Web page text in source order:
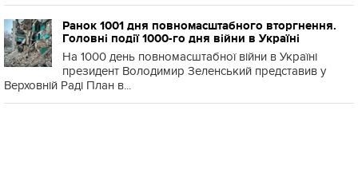
Ранок 1001 дня повномасштабного вторгнення.
Головні події 1000-го дня війни в Україні
На 1000 день повномасштабної війни в Україні
президент Володимир Зеленський представив у
Верховній Раді План в...